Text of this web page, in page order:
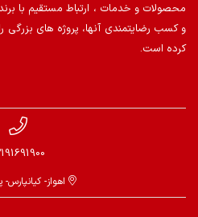
محصولات و خدمات ، ارتباط مستقیم با
و کسب رضایتمندی آنها، پروژه های بزرگی
کرده است.
اهواز-